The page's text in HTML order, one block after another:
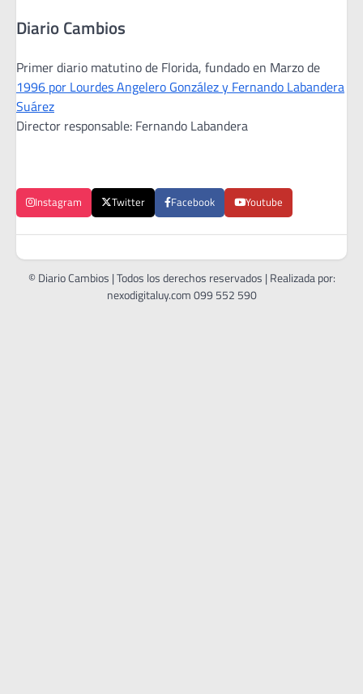
Diario Cambios
Primer diario matutino de Florida, fundado en Marzo de
1996 por Lourdes Angelero González y Fernando Labandera
Suárez
Director responsable: Fernando Labandera
Instagram Twitter Facebook Youtube